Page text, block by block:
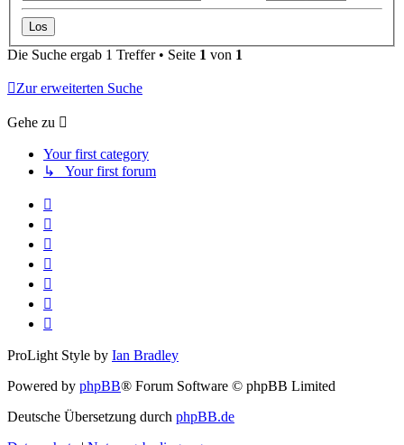
Die Suche ergab 1 Treffer • Seite 1 von 1
Zur erweiterten Suche
Gehe zu
Your first category
↳ Your first forum
ProLight Style by Ian Bradley
Powered by phpBB® Forum Software © phpBB Limited
Deutsche Übersetzung durch phpBB.de